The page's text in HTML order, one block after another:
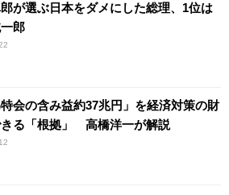
が選ぶ日本をダメにした総理、1位は
郎
特会の含み益約37兆円」を経済対策の財
る「根拠」 高橋洋一が解説